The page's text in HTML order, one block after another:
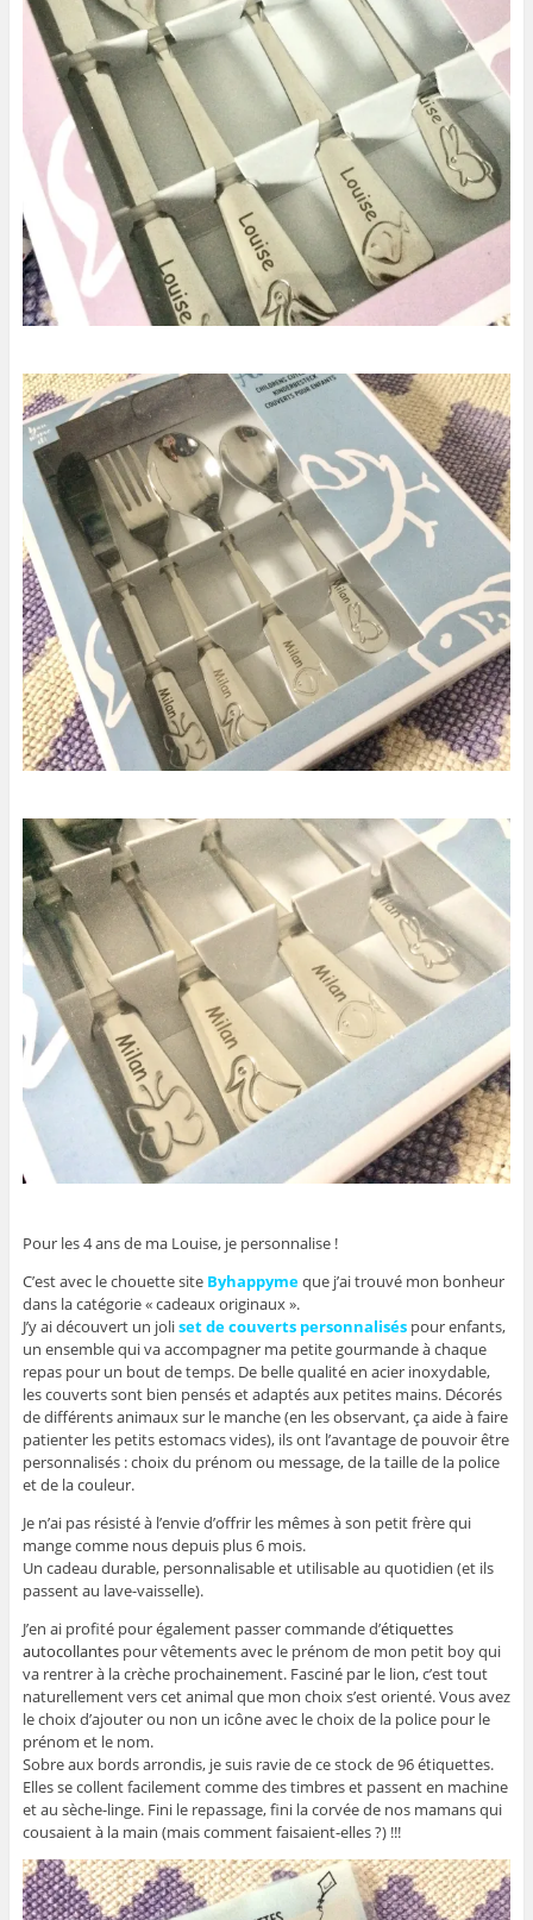
Pour les 4 ans de ma Louise, je personnalise !
C’est avec le chouette site Byhappymeque j’ai trouvé mon bonheur
dans la catégorie « cadeaux originaux ».
J’y ai découvert un joliset de couverts personnalisés pour enfants,
un ensemble qui va accompagner ma petite gourmande à chaque
repas pour un bout de temps. De belle qualité en acier inoxydable,
les couverts sont bien pensés et adaptés aux petites mains. Décorés
de différents animaux sur le manche (en les observant, ça aide à faire
patienter les petits estomacs vides), ils ont l’avantage de pouvoir être
personnalisés : choix du prénom ou message, de la taille de la police
et de la couleur.
Je n’ai pas résisté à l’envie d’offrir les mêmes à son petit frère qui
mange comme nous depuis plus 6 mois.
Un cadeau durable, personnalisable et utilisable au quotidien (et ils
passent au lave-vaisselle).
J’en ai profité pour également passer commande d’étiquettes
autocollantes pour vêtements avec le prénom de mon petit boy qui
va rentrer à la crèche prochainement. Fasciné par le lion, c’est tout
naturellement vers cet animal que mon choix s’est orienté. Vous avez
le choix d’ajouter ou non un icône avec le choix de la police pour le
prénom et le nom.
Sobre aux bords arrondis, je suis ravie de ce stock de 96 étiquettes.
Elles se collent facilement comme des timbres et passent en machine
et au sèche-linge. Fini le repassage, fini la corvée de nos mamans qui
cousaient à la main (mais comment faisaient-elles ?) !!!